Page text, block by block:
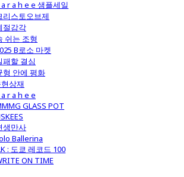
r a h e e 샘플세일
리스토오브제
절감각
쉬는 조형
B로소 마켓
패할 결심
형 안에 평화
상재
r a h e e
GLASS POT
생만사
Ballerina
: 도쿄 레코드 100
ON TIME